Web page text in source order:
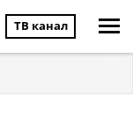
ТВ канал